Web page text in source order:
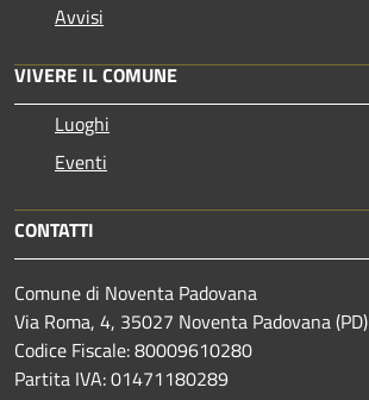
Avvisi
VIVERE IL COMUNE
Luoghi
Eventi
CONTATTI
Comune di Noventa Padovana
Via Roma, 4, 35027 Noventa Padovana (PD)
Codice Fiscale: 80009610280
Partita IVA: 01471180289